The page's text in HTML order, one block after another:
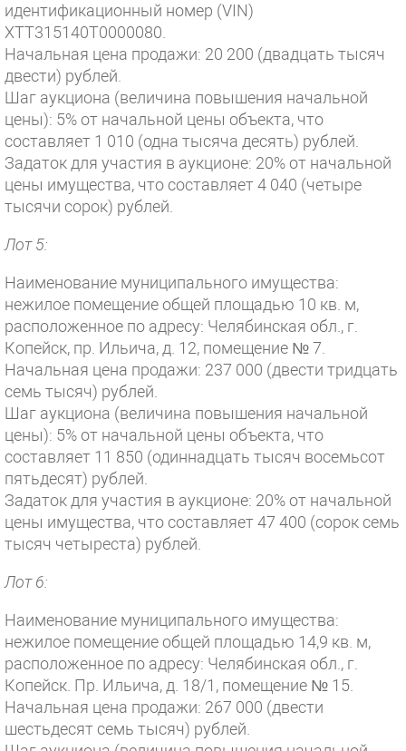
идентификационный номер (VIN)
XTT315140T0000080.
Начальная цена продажи: 20 200 (двадцать тысяч
двести) рублей.
Шаг аукциона (величина повышения начальной
цены): 5% от начальной цены объекта, что
составляет 1 010 (одна тысяча десять) рублей.
Задаток для участия в аукционе: 20% от начальной
цены имущества, что составляет 4 040 (четыре
тысячи сорок) рублей.
Лот 5:
Наименование муниципального имущества:
нежилое помещение общей площадью 10 кв. м,
расположенное по адресу: Челябинская обл., г.
Копейск, пр. Ильича, д. 12, помещение № 7.
Начальная цена продажи: 237 000 (двести тридцать
семь тысяч) рублей.
Шаг аукциона (величина повышения начальной
цены): 5% от начальной цены объекта, что
составляет 11 850 (одиннадцать тысяч восемьсот
пятьдесят) рублей.
Задаток для участия в аукционе: 20% от начальной
цены имущества, что составляет 47 400 (сорок семь
тысяч четыреста) рублей.
Лот 6:
Наименование муниципального имущества:
нежилое помещение общей площадью 14,9 кв. м,
расположенное по адресу: Челябинская обл., г.
Копейск. Пр. Ильича, д. 18/1, помещение № 15.
Начальная цена продажи: 267 000 (двести
шестьдесят семь тысяч) рублей.